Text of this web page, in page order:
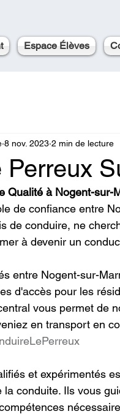
Espace Élèves
8 nov. 2023 2 min de lecture
Qualité à Nogent-sur-
de confiance entre
de conduire, ne
à devenir un
entre Nogent-sur-
d'accès pour les
vous permet de
en transport en
et expérimentés
conduite. Ils vous